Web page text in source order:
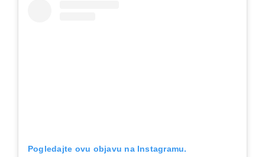
Pogledajte ovu objavu na Instagramu.